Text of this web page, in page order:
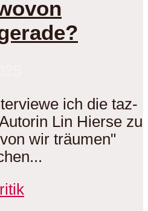
ich die taz-
Lin Hierse zu
wir träumen"